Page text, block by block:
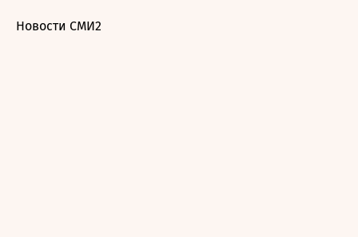
Новости СМИ2